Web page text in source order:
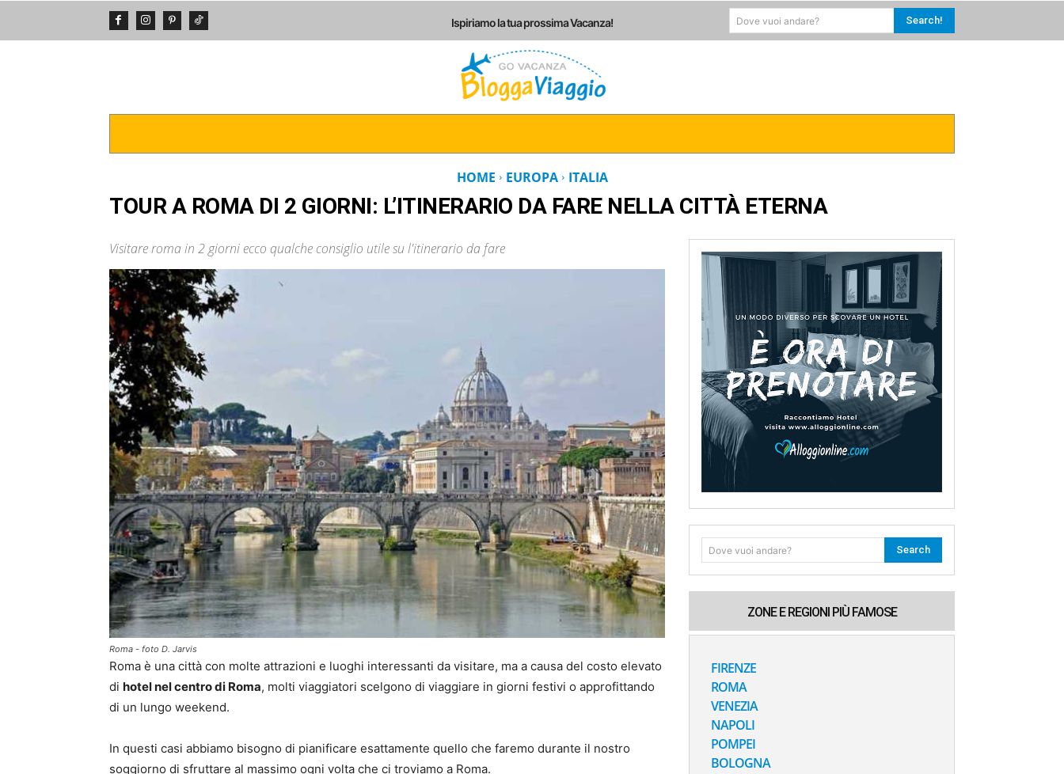
Ispiriamo la tua prossima Vacanza! Dove vuoi andare? Search!
HOME EUROPA ITALIA
TOUR A ROMA DI 2 GIORNI: L’ITINERARIO DA FARE NELLA CITTÀ ETERNA
Visitare roma in 2 giorni ecco qualche consiglio utile su l'itinerario da fare
Roma - foto D. Jarvis
Roma è una città con molte attrazioni e luoghi interessanti da visitare, ma a causa del costo elevato
di hotel nel centro di Roma, molti viaggiatori scelgono di viaggiare in giorni festivi o approfittando
di un lungo weekend.
In questi casi abbiamo bisogno di pianificare esattamente quello che faremo durante il nostro
soggiorno di sfruttare al massimo ogni volta che ci troviamo a Roma.
Dove vuoi andare? Search
ZONE E REGIONI PIÙ FAMOSE
FIRENZE
ROMA
VENEZIA
NAPOLI
POMPEI
BOLOGNA